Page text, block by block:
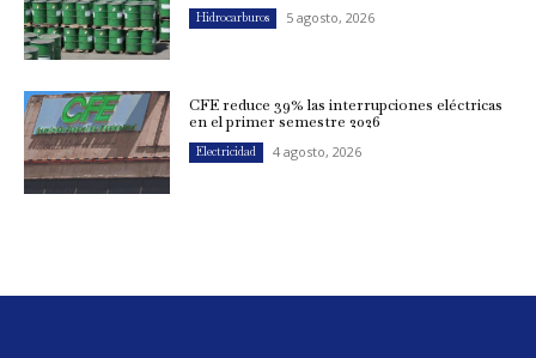
Hidrocarburos 5 agosto, 2026
CFE reduce 39% las interrupciones eléctricas
en el primer semestre 2026
Electricidad 4 agosto, 2026